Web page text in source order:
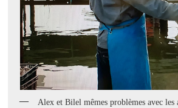
Alex et Bilel mêmes problèmes avec les